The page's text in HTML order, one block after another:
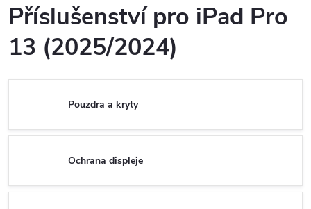
Příslušenství pro iPad Pro
13 (2025/2024)
Pouzdra a kryty
Ochrana displeje